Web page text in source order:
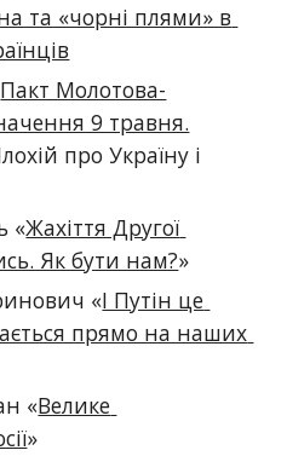
та «чорні плями» в
Пакт Молотова-
9 травня.
про Україну і
«Жахіття Другої
Як бути нам?»
«І Путін це
прямо на наших
«Велике
»